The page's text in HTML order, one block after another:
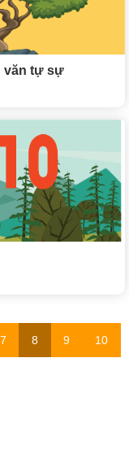
văn tự sự
7 8 9 10